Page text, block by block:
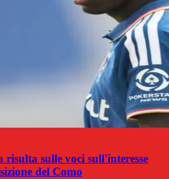
risulta sulle voci sull'interesse
del Como